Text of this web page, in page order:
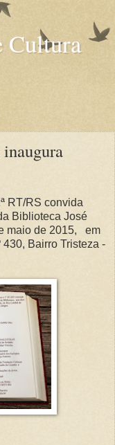
Cultura
RS convida
Biblioteca José
maio de 2015, em
Bairro Tristeza -